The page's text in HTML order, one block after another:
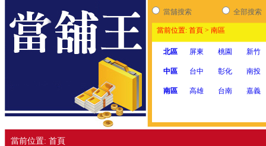
當舖搜索 全部搜索
當前位置: 首頁 > 南區
北區 屏東 桃園 新竹
中區 台中 彰化 南投
南區 高雄 台南 嘉義
當前位置: 首頁